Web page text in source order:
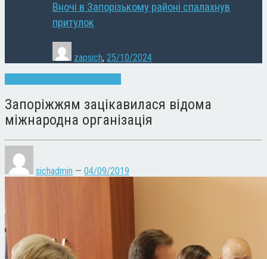
Вночі в Запорізькому районі спалахнув
притулок
zapsich, 25/10/2024
Запоріжжям зацікавилася відома
міжнародна організація
sichadmin — 04/09/2019